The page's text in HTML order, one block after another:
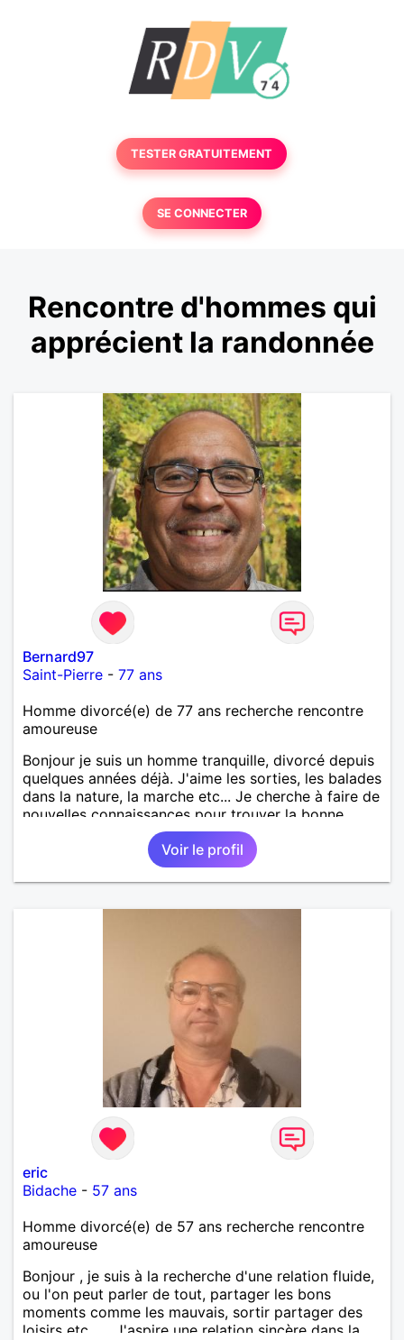
TESTER GRATUITEMENT
SE CONNECTER
Rencontre d'hommes qui
apprécient la randonnée
Bernard97
Saint-Pierre - 77 ans
Homme divorcé(e) de 77 ans recherche rencontre
amoureuse
Bonjour je suis un homme tranquille, divorcé depuis
quelques années déjà. J'aime les sorties, les balades
dans la nature, la marche etc... Je cherche à faire de
nouvelles connaissances pour trouver la bonne
Voir le profil
eric
Bidache - 57 ans
Homme divorcé(e) de 57 ans recherche rencontre
amoureuse
Bonjour , je suis à la recherche d'une relation fluide,
ou l'on peut parler de tout, partager les bons
moments comme les mauvais, sortir partager des
loisirs etc.... . J'aspire une relation sincère dans la